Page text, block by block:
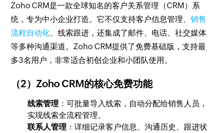
Zoho CRM是一款全球知名的客户关系管理（CRM）系
统，专为中小企业打造。它不仅支持客户信息管理、销售
流程自动化、线索跟进，还集成了邮件、电话、社交媒体
等多种沟通渠道。Zoho CRM提供了免费基础版，支持最
多3名用户，非常适合初创企业和小团队使用。
（2）Zoho CRM的核心免费功能
线索管理 ：可批量导入线索，自动分配给销售人员，
实现线索全流程管理。
联系人管理 ：详细记录客户信息、沟通历史、跟进状